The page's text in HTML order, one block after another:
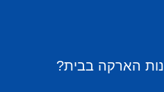
הארקה בבית?